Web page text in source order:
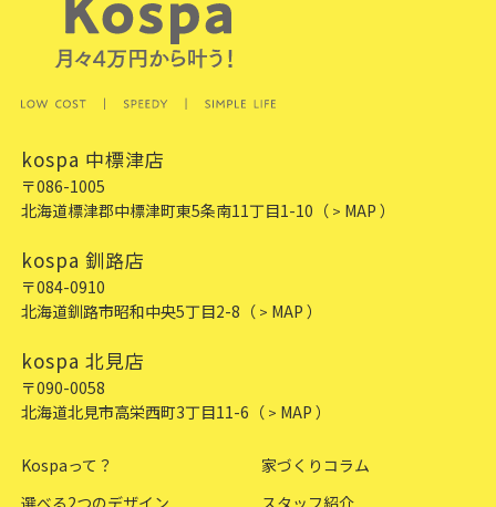
kospa 中標津店
〒086-1005
北海道標津郡中標津町東5条南11丁目1-10 （ > MAP ）
kospa 釧路店
〒084-0910
北海道釧路市昭和中央5丁目2-8 （ > MAP ）
kospa 北見店
〒090-0058
北海道北見市高栄西町3丁目11-6 （ > MAP ）
Kospaって？
家づくりコラム